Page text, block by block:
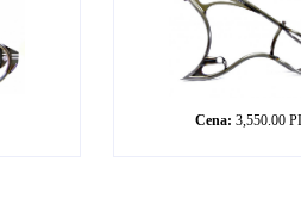
Cena: 3,550.00